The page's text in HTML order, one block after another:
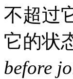
不超过
它的状
before